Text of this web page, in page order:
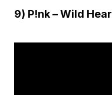
9) P!nk – Wild